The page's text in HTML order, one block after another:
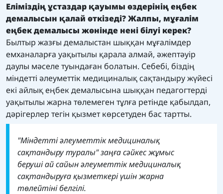
Еліміздің ұстаздар қауымы өздерінің еңбек
демалысын қалай өткізеді? Жалпы, мұғалім
еңбек демалысы жөнінде нені білуі керек?
Былтыр жазғы демалыстан шыққан мұғалімдер
емханаларға уақытылы қарала алмай, әжептәуір
даулы мәселе туындаған болатын. Себебі, біздің
міндетті әлеуметтік медициналық сақтандыру жүйесі
екі айлық еңбек демалысына шыққан педагогтерді
уақытылы жарна төлемеген тұлға ретінде қабылдап,
дәрігерлер тегін қызмет көрсетуден бас тартты.
"Міндетті әлеуметтік медициналық
сақтандыру туралы" заңға сәйкес жұмыс
беруші ай сайын әлеуметтік медициналық
сақтандыруға қызметкері үшін жарна
төлейтіні белгілі.